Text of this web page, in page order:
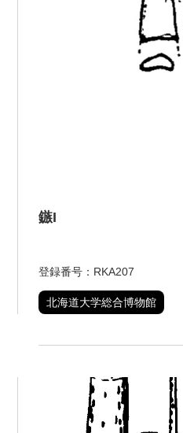
鏃I
登録番号：RKA207
北海道大学総合博物館